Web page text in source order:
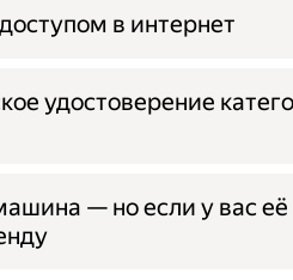
в интернет
удостоверение
— но если у вас